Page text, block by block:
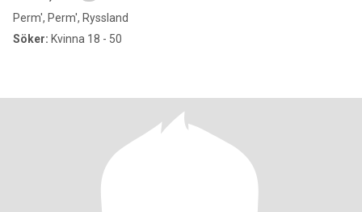
Perm', Perm', Ryssland
Söker: Kvinna 18 - 50